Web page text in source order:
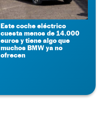
Este coche eléctrico
cuesta menos de 14.000
euros y tiene algo que
muchos BMW ya no
ofrecen